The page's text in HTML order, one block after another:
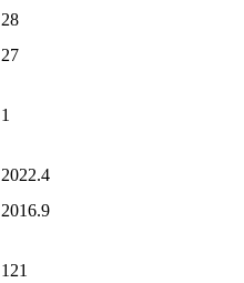
28
27
1
2022.4
2016.9
121